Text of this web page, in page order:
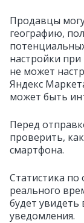
Продавцы
географию,
настройки
не может
Яндекс
может быть
Перед
проверить,
смартфона.
Статистика
реального
будет увидеть
уведомления.